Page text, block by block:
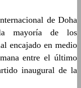
de Doha
mayoría de los
encajado en medio
entre el último
inaugural de la